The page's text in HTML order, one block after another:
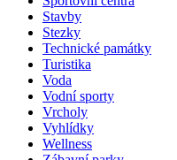
Stavby
Stezky
Technické památky
Turistika
Voda
Vodní sporty
Vrcholy
Vyhlídky
Wellness